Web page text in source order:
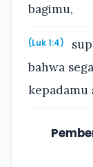
bagimu,
(Luk 1:4)
bahwa
kepadamu